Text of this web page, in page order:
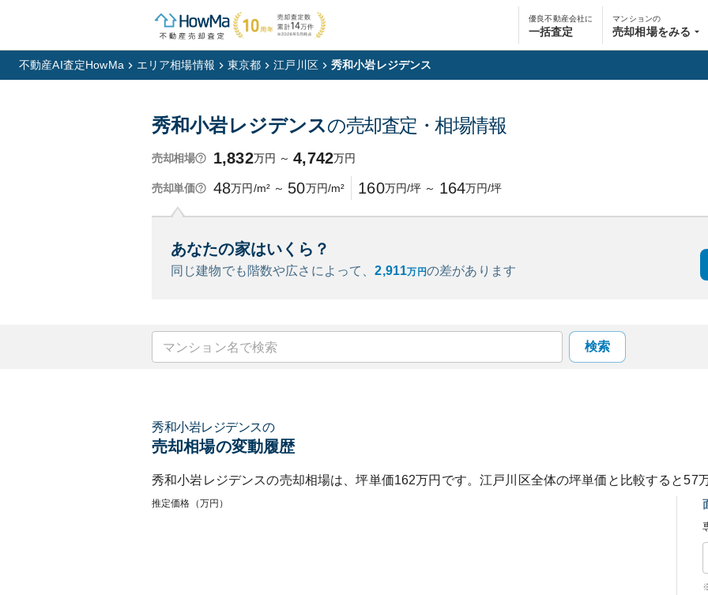
優良不動産会社に
一括査定
マンションの
売却相場をみる
不動産AI査定HowMa エリア相場情報 東京都 江戸川区 秀和小岩レジデンス
秀和小岩レジデンスの売却査定・相場情報
売却相場 1,832万円 ～ 4,742万円
売却単価 48万円/m² ～ 50万円/m² 160万円/坪 ～ 164万円/坪
あなたの家はいくら？
同じ建物でも階数や広さによって、2,911万円の差があります
検索
秀和小岩レジデンスの
売却相場の変動履歴
秀和小岩レジデンスの売却相場は、坪単価162万円です。江戸川区全体の坪単価と比較すると57
推定価格（万円）